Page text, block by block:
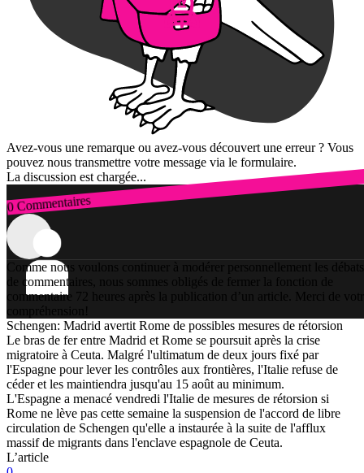
Avez-vous une remarque ou avez-vous découvert une erreur ? Vous
pouvez nous transmettre votre message via le formulaire.
La discussion est chargée...
0 Commentaires
Connexion
Comme nous voulons continuer à modérer personnellement les débats
de commentaires, nous sommes obligés de fermer la fonction de
commentaire 72 heures après la publication d’un article. Merci de
compréhension!
Schengen: Madrid avertit Rome de possibles mesures de rétorsion
Le bras de fer entre Madrid et Rome se poursuit après la crise
migratoire à Ceuta. Malgré l'ultimatum de deux jours fixé par
l'Espagne pour lever les contrôles aux frontières, l'Italie refuse de
céder et les maintiendra jusqu'au 15 août au minimum.
L'Espagne a menacé vendredi l'Italie de mesures de rétorsion si
Rome ne lève pas cette semaine la suspension de l'accord de libre
circulation de Schengen qu'elle a instaurée à la suite de l'afflux
massif de migrants dans l'enclave espagnole de Ceuta.
L’article